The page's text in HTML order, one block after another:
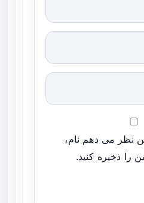
نظر می دهم نام،
را ذخیره کنید.